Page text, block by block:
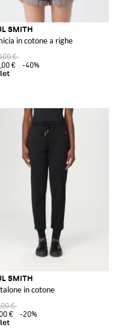
SMITH
in cotone a righe
€
€
-40%
SMITH
in cotone
€
€
-20%